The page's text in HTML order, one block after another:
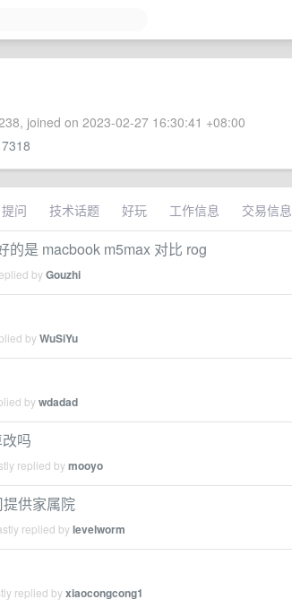
joined on 2023-02-27 16:30:41 +08:00
7318
提问 技术话题 好玩 工作信息 交易信息
的是 macbook m5max 对比 rog
byGouzhi
byWuSiYu
bywdadad
吗
replied bymooyo
供家属院
replied bylevelworm
replied byxiaocongcong1